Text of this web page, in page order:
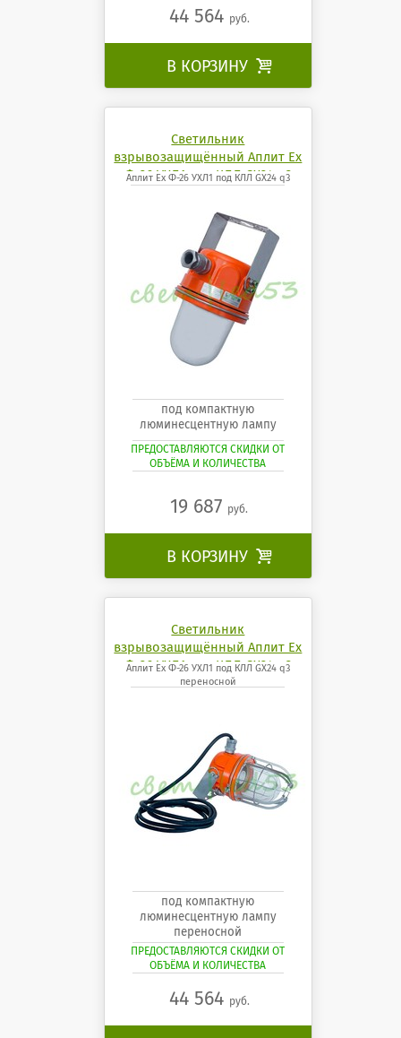
44 564 руб.
В КОРЗИНУ 
Светильник
взрывозащищённый Аплит Ех
Ф-26 УХЛ1 под КЛЛ GX24 q3
Аплит Ех Ф-26 УХЛ1 под КЛЛ GX24 q3
под компактную
люминесцентную лампу
ПРЕДОСТАВЛЯЮТСЯ СКИДКИ ОТ
ОБЪЁМА И КОЛИЧЕСТВА
19 687 руб.
В КОРЗИНУ 
Светильник
взрывозащищённый Аплит Ех
Ф-26 УХЛ1 под КЛЛ GX24 q3
переносной
Аплит Ех Ф-26 УХЛ1 под КЛЛ GX24 q3
переносной
под компактную
люминесцентную лампу
переносной
ПРЕДОСТАВЛЯЮТСЯ СКИДКИ ОТ
ОБЪЁМА И КОЛИЧЕСТВА
44 564 руб.